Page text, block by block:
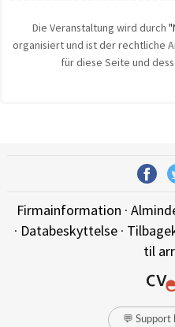
Die Veranstaltung wird durch
organisiert und ist der rechtliche
für diese Seite und
Firmainformation ·
· Databeskyttelse ·
til
💬 Support